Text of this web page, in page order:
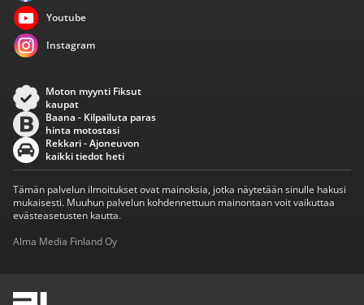
Youtube
Instagram
Moton myynti Fiksut
kaupat
Baana - Kilpailuta paras
hinta motostasi
Rekkari - Ajoneuvon
kaikki tiedot heti
Tämän palvelun ilmoitukset ovat mainoksia, jotka näytetään sinulle hakusi
mukaisesti. Muuhun palvelun kohdennettuun mainontaan voit vaikuttaa
evästeasetusten kautta.
Alma Media Finland Oy